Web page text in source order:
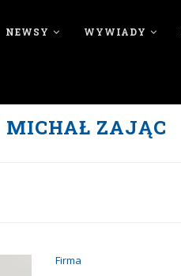
NEWSY WYWIADY
MICHAŁ ZAJĄC
Firma